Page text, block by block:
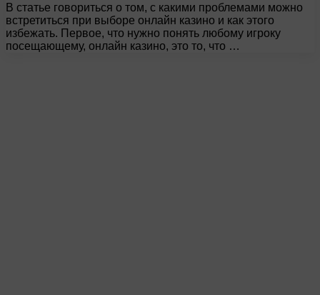
В статье говориться о том, с какими проблемами можно
встретиться при выборе онлайн казино и как этого
избежать. Первое, что нужно понять любому игроку
посещающему, онлайн казино, это то, что …